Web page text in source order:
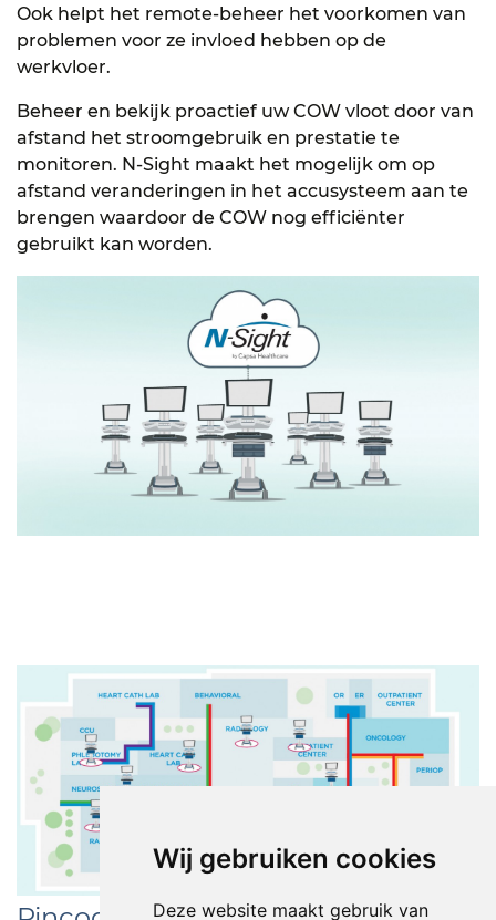
Wij gebruiken cookies
Deze website maakt gebruik van
Ook helpt het remote-beheer het voorkomen van
problemen voor ze invloed hebben op de
werkvloer.
Beheer en bekijk proactief uw COW vloot door van
afstand het stroomgebruik en prestatie te
monitoren. N-Sight maakt het mogelijk om op
afstand veranderingen in het accusysteem aan te
brengen waardoor de COW nog efficiënter
gebruikt kan worden.